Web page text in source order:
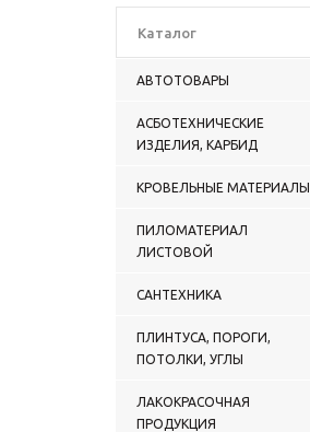
Каталог
АВТОТОВАРЫ
АСБОТЕХНИЧЕСКИЕ
ИЗДЕЛИЯ, КАРБИД
КРОВЕЛЬНЫЕ МАТЕРИАЛЫ
ПИЛОМАТЕРИАЛ
ЛИСТОВОЙ
САНТЕХНИКА
ПЛИНТУСА, ПОРОГИ,
ПОТОЛКИ, УГЛЫ
ЛАКОКРАСОЧНАЯ
ПРОДУКЦИЯ